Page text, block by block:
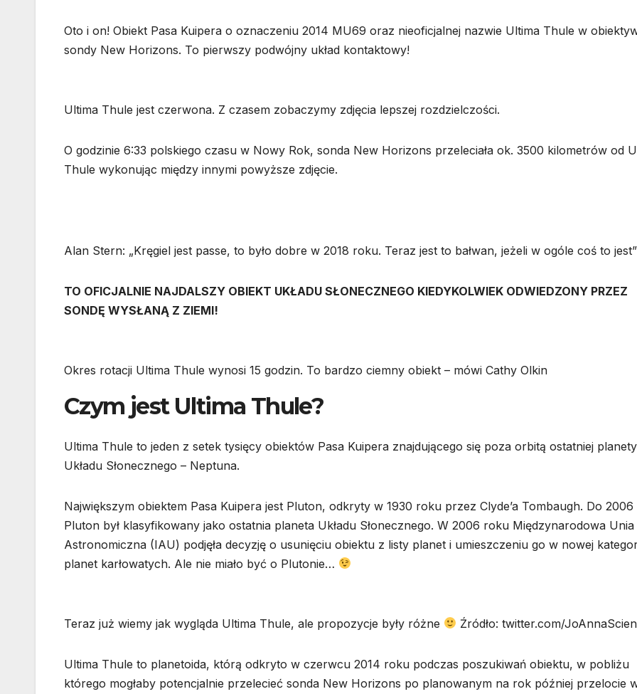
Oto i on! Obiekt Pasa Kuipera o oznaczeniu 2014 MU69 oraz nieoficjalnej nazwie Ultima Thule w
sondy New Horizons. To pierwszy podwójny układ kontaktowy!
Ultima Thule jest czerwona. Z czasem zobaczymy zdjęcia lepszej rozdzielczości.
O godzinie 6:33 polskiego czasu w Nowy Rok, sonda New Horizons przeleciała ok. 3500 kilometrów od
Thule wykonując między innymi powyższe zdjęcie.
Alan Stern: „Kręgiel jest passe, to było dobre w 2018 roku. Teraz jest to bałwan, jeżeli w ogóle coś to jest”
TO OFICJALNIE NAJDALSZY OBIEKT UKŁADU SŁONECZNEGO KIEDYKOLWIEK ODWIEDZONY PRZEZ
SONDĘ WYSŁANĄ Z ZIEMI!
Okres rotacji Ultima Thule wynosi 15 godzin. To bardzo ciemny obiekt – mówi Cathy Olkin
Czym jest Ultima Thule?
Ultima Thule to jeden z setek tysięcy obiektów Pasa Kuipera znajdującego się poza orbitą ostatniej planety
Układu Słonecznego – Neptuna.
Największym obiektem Pasa Kuipera jest Pluton, odkryty w 1930 roku przez Clyde’a Tombaugh. Do
Pluton był klasyfikowany jako ostatnia planeta Układu Słonecznego. W 2006 roku Międzynarodowa Unia
Astronomiczna (IAU) podjęła decyzję o usunięciu obiektu z listy planet i umieszczeniu go w nowej
planet karłowatych. Ale nie miało być o Plutonie…
Teraz już wiemy jak wygląda Ultima Thule, ale propozycje były różne Źródło: twitter.com/
Ultima Thule to planetoida, którą odkryto w czerwcu 2014 roku podczas poszukiwań obiektu, w pobliżu
którego mogłaby potencjalnie przelecieć sonda New Horizons po planowanym na rok później przelocie